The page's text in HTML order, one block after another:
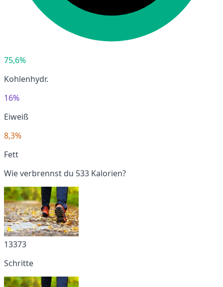
75,6%
Kohlenhydr.
16%
Eiweiß
8,3%
Fett
Wie verbrennst du 533 Kalorien?
13373
Schritte